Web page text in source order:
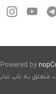
Powered by
متعلق به ناپ